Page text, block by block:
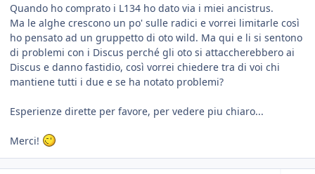
Quando ho comprato i L134 ho dato via i miei ancistrus.
Ma le alghe crescono un po' sulle radici e vorrei limitarle così
ho pensato ad un gruppetto di oto wild. Ma qui e li si sentono
di problemi con i Discus perché gli oto si attaccherebbero ai
Discus e danno fastidio, così vorrei chiedere tra di voi chi
mantiene tutti i due e se ha notato problemi?
Esperienze dirette per favore, per vedere piu chiaro...
Merci!